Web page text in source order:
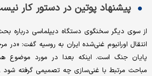
پیشنهاد پوتین در دستور کار
از سوی دیگر سخنگوی دستگاه دیپلماسی درباره
انتقال اورانیوم غنی‌شده ایران به روسیه گفت: «در
پایان جنگ است. اینکه بعدا در مورد موضوع
مباحث مرتبط با غنی‌سازی چه تصمیمی گرفته شود